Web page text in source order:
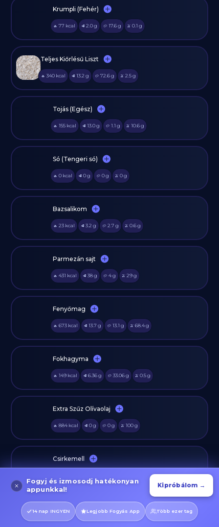
Krumpli (Fehér)
🔥 77 kcal 🥩 2.0g 🥔 17.6g 🫒 0.1 g
Teljes Kiőrlésű Liszt
🔥 340 kcal 🥩 13.2 g 🥔 72.6g 🫒 2.5g
Tojás (Egész)
🔥 155 kcal 🥩 13.0g 🥔 1.1 g 🫒 10.6g
Só (Tengeri só)
🔥 0 kcal 🥩 0g 🥔 0g 🫒 0g
Bazsalikom
🔥 23 kcal 🥩 3.2 g 🥔 2.7 g 🫒 0.6g
Parmezán sajt
🔥 431 kcal 🥩 38g 🥔 4g 🫒 29g
Fenyőmag
🔥 673 kcal 🥩 13.7 g 🥔 13.1 g 🫒 68.4g
Fokhagyma
🔥 149 kcal 🥩 6.36g 🥔 33.06g 🫒 0.5g
Extra Szűz Olívaolaj
🔥 884 kcal 🥩 0g 🥔 0g 🫒 100g
Csirkemell
Csirkemellfilé
Fogyj és izmosodj hatékonyan
appunkkal!
Kipróbálom →
14 nap INGYEN Legjobb Fogyás App Több ezer tag